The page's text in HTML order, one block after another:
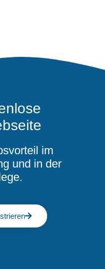
im
und in der